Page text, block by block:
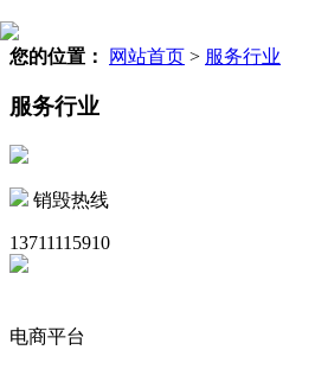
您的位置： 网站首页 > 服务行业
服务行业
销毁热线
13711115910
电商平台